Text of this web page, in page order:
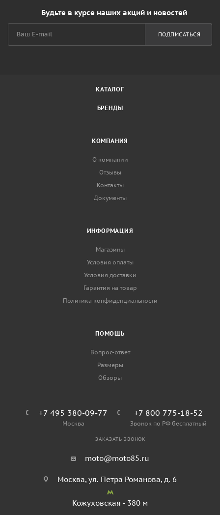
Будьте в курсе наших акций и новостей
ПОДПИСАТЬСЯ
КАТАЛОГ
БРЕНДЫ
КОМПАНИЯ
О компании
Отзывы
Контакты
Документы
ИНФОРМАЦИЯ
Магазины
Условия оплаты
Условия доставки
Гарантия на товар
Политика конфиденциальности
ПОМОЩЬ
Вопрос-ответ
Размеры
Обзоры
+7 495 380-09-77
Москва
+7 800 775-18-52
Звонок по РФ бесплатный
ЗАКАЗАТЬ ЗВОНОК
moto@moto85.ru
Москва, ул. Петра Романова, д. 6
Кожуховская - 380 м